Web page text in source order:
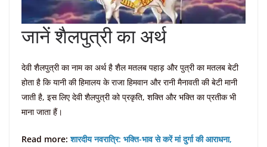
जानें शैलपुत्री का अर्थ
देवी शैलपुत्री का नाम का अर्थ है शैल मतलब पहाड़ और पुत्री का मतलब बेटी
होता है कि यानी की हिमालय के राजा हिमवान और रानी मैनावती की बेटी मानी
जाती है, इस लिए देवी शैलपुत्री को प्रकृति, शक्ति और भक्ति का प्रतीक भी
माना जाता हैं।
Read more:शारदीय नवरात्रि: भक्ति-भाव से करें मां दुर्गा की आराधना,